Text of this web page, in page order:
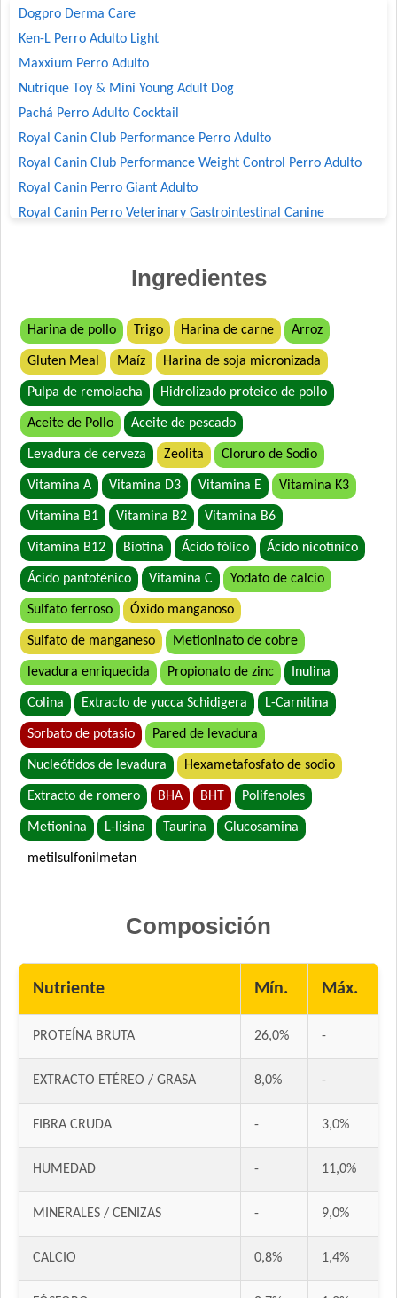
Dogpro Derma Care
Ken-L Perro Adulto Light
Maxxium Perro Adulto
Nutrique Toy & Mini Young Adult Dog
Pachá Perro Adulto Cocktail
Royal Canin Club Performance Perro Adulto
Royal Canin Club Performance Weight Control Perro Adulto
Royal Canin Perro Giant Adulto
Royal Canin Perro Veterinary Gastrointestinal Canine
Royal Canin Perro Veterinary Mobility Support
Ingredientes
Harina de pollo Trigo Harina de carne Arroz
Gluten Meal Maíz Harina de soja micronizada
Pulpa de remolacha Hidrolizado proteico de pollo
Aceite de Pollo Aceite de pescado
Levadura de cerveza Zeolita Cloruro de Sodio
Vitamina A Vitamina D3 Vitamina E Vitamina K3
Vitamina B1 Vitamina B2 Vitamina B6
Vitamina B12 Biotina Ácido fólico Ácido nicotínico
Ácido pantoténico Vitamina C Yodato de calcio
Sulfato ferroso Óxido manganoso
Sulfato de manganeso Metioninato de cobre
levadura enriquecida Propionato de zinc Inulina
Colina Extracto de yucca Schidigera L-Carnitina
Sorbato de potasio Pared de levadura
Nucleótidos de levadura Hexametafosfato de sodio
Extracto de romero BHA BHT Polifenoles
Metionina L-lisina Taurina Glucosamina
metilsulfonilmetan
Composición
Nutriente Mín. Máx.
PROTEÍNA BRUTA 26,0% -
EXTRACTO ETÉREO / GRASA 8,0% -
FIBRA CRUDA - 3,0%
HUMEDAD - 11,0%
MINERALES / CENIZAS - 9,0%
CALCIO 0,8% 1,4%